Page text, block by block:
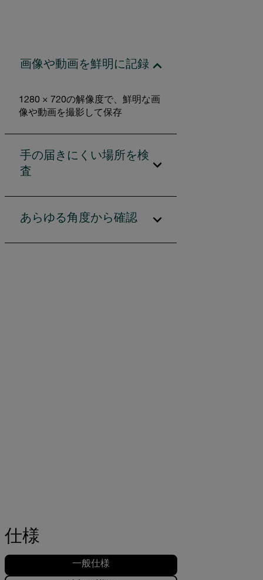
画像や動画を鮮明に記録
1280 × 720の解像度で、鮮明な画
像や動画を撮影して保存
手の届きにくい場所を検
査
あらゆる角度から確認
仕様
一般仕様